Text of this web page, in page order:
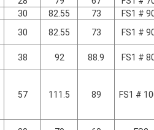
FS1 #
73
82.55
30
FS1 #
73
82.55
30
FS1 #
88.9
92
38
FS1 #
89
111.5
57